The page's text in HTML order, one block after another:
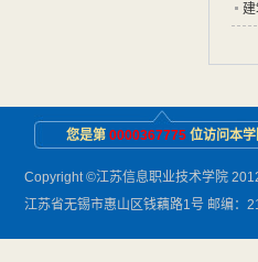
您是第0000367775 位访问本学
Copyright ©江苏信息职业技术学院
江苏省无锡市惠山区钱藕路1号 邮编：